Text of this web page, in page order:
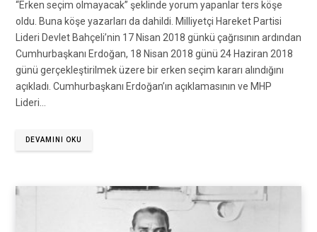
“Erken seçim olmayacak” şeklinde yorum yapanlar ters köşe
oldu. Buna köşe yazarları da dahildi. Milliyetçi Hareket Partisi
Lideri Devlet Bahçeli’nin 17 Nisan 2018 günkü çağrısının ardından
Cumhurbaşkanı Erdoğan, 18 Nisan 2018 günü 24 Haziran 2018
günü gerçekleştirilmek üzere bir erken seçim kararı alındığını
açıkladı. Cumhurbaşkanı Erdoğan’ın açıklamasının ve MHP
Lideri…
DEVAMINI OKU